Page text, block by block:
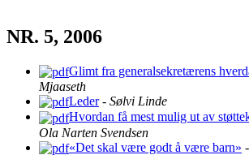
NR. 5, 2006
Glimt fra generalsekretærens
Mjaaseth
Leder- Sølvi Linde
Hvordan få mest mulig ut av
Ola Narten Svendsen
«Det skal være godt å være barn» -